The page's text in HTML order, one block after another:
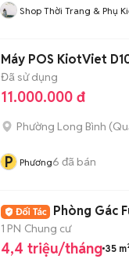
Shop Thời Trang & Phụ
Máy POS KiotViet
Đã sử dụng
11.000.000 đ
Phường Long Bình
P Phương6 đã bán
Phòng Gác
1 PN Chung cư
4,4 triệu/tháng 35